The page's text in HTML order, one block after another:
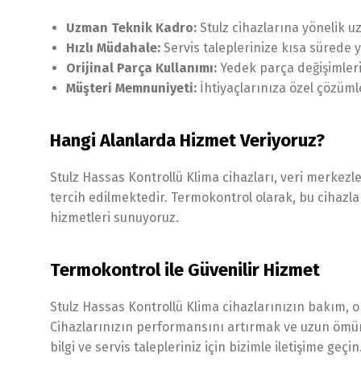
Uzman Teknik Kadro: Stulz cihazlarına yönelik
Hızlı Müdahale: Servis taleplerinize kısa sürede
Orijinal Parça Kullanımı: Yedek parça
Müşteri Memnuniyeti: İhtiyaçlarınıza özel
Hangi Alanlarda Hizmet Veriyoruz?
Stulz Hassas Kontrollü Klima cihazları, veri
tercih edilmektedir. Termokontrol olarak, bu
hizmetleri sunuyoruz.
Termokontrol ile Güvenilir Hizmet
Stulz Hassas Kontrollü Klima cihazlarınızın
Cihazlarınızın performansını artırmak ve uzun
bilgi ve servis talepleriniz için bizimle iletişime